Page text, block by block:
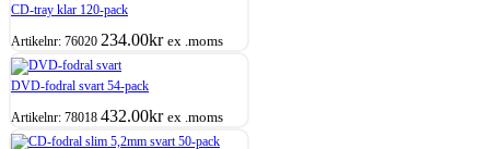
CD-tray klar 120-pack
Artikelnr: 76020 234.00kr ex .moms
DVD-fodral svart 54-pack
Artikelnr: 78018 432.00kr ex .moms